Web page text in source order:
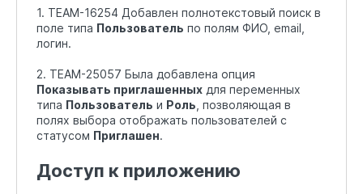
1. TEAM-16254 Добавлен полнотекстовый поиск в
поле типа Пользователь по полям ФИО, email,
логин.
2. TEAM-25057 Была добавлена опция
Показывать приглашенных для переменных
типа Пользователь и Роль , позволяющая в
полях выбора отображать пользователей с
статусом Приглашен.
Доступ к приложению